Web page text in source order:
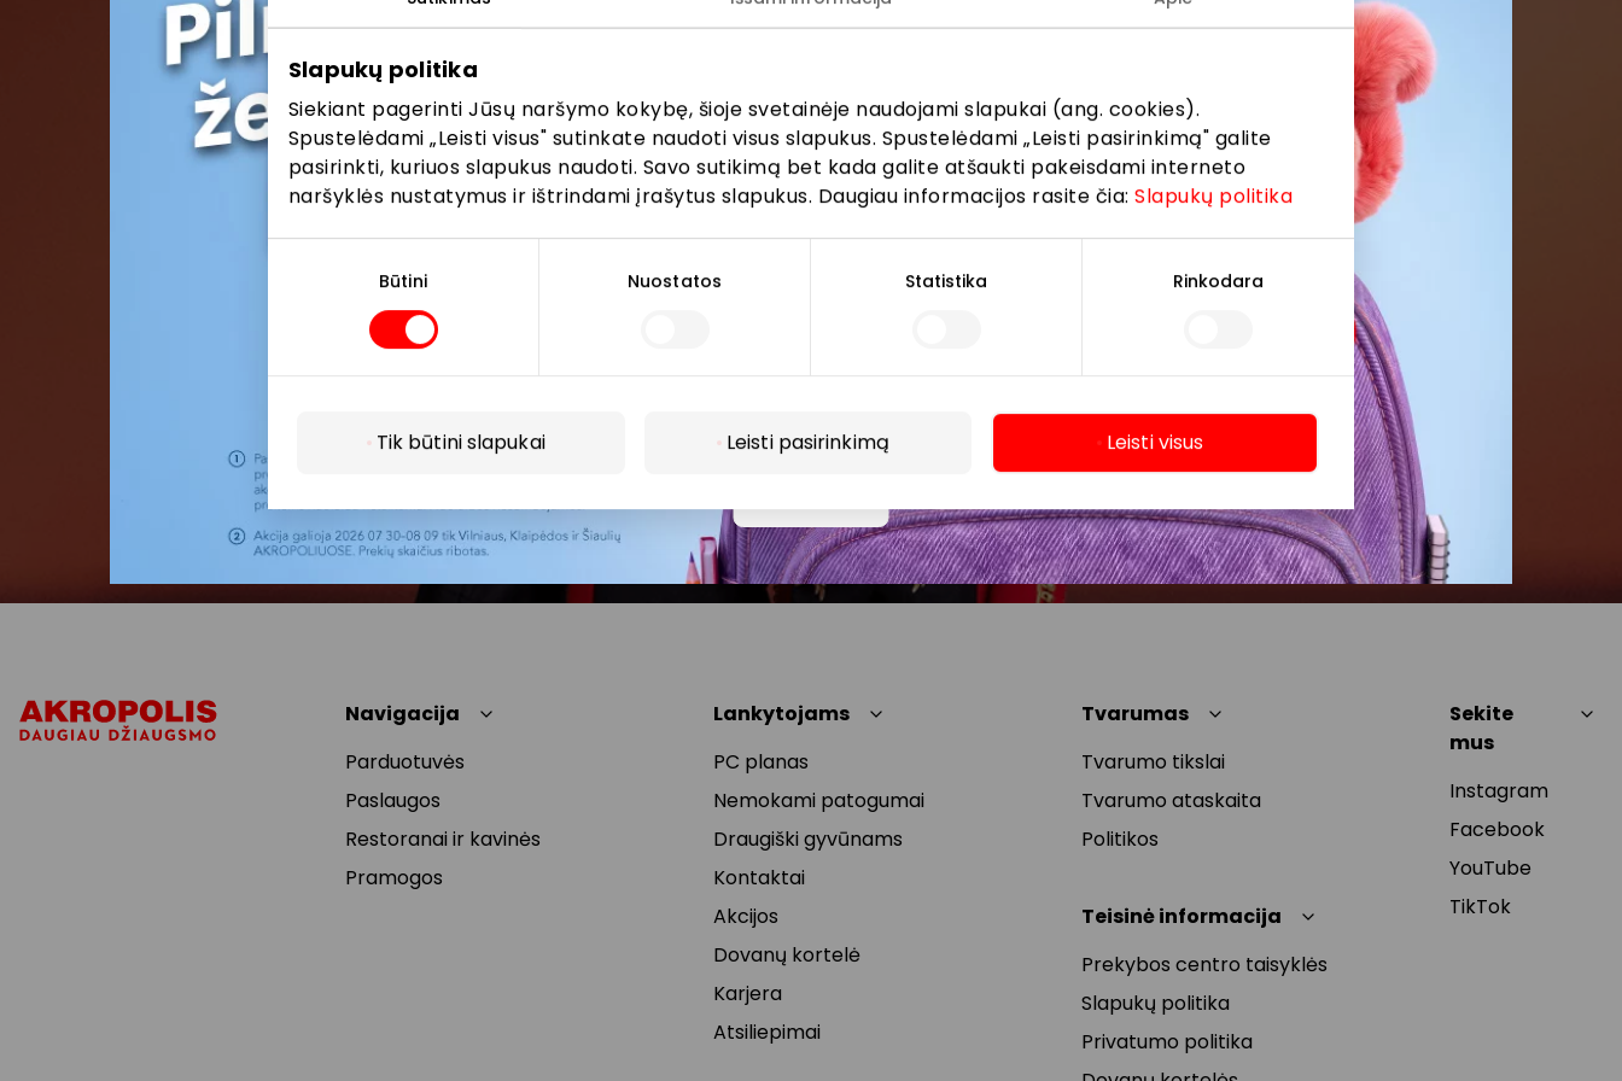
Slapukų politika
Siekiant pagerinti Jūsų naršymo kokybę, šioje svetainėje naudojami slapukai (ang. cookies).
Spustelėdami „Leisti visus" sutinkate naudoti visus slapukus. Spustelėdami „Leisti pasirinkimą" galite
pasirinkti, kuriuos slapukus naudoti. Savo sutikimą bet kada galite atšaukti pakeisdami interneto
naršyklės nustatymus ir ištrindami įrašytus slapukus. Daugiau informacijos rasite čia:Slapukų politika
Būtini Nuostatos Statistika Rinkodara
Tik būtini slapukai Leisti pasirinkimą Leisti visus
Pirmieji sužinokite apie geriausius pasiūlymus, renginius ir naujausią informaciją iš
Prenumeruoti
UAB Tavo el. pašto duomenis tvarkys naujienlaiškių
atšaukti, spaudžiant nuorodą gautame
naujienlaiškyje arba kreipiantis
Navigacija
Parduotuvės
Paslaugos
Restoranai ir kavinės
Pramogos
Lankytojams
PC planas
Nemokami patogumai
Draugiški gyvūnams
Kontaktai
Akcijos
Dovanų kortelė
Karjera
Atsiliepimai
Tvarumas
Tvarumo tikslai
Tvarumo ataskaita
Politikos
Teisinė informacija
Prekybos centro taisyklės
Slapukų politika
Privatumo politika
Sekite
mus
Instagram
Facebook
YouTube
TikTok